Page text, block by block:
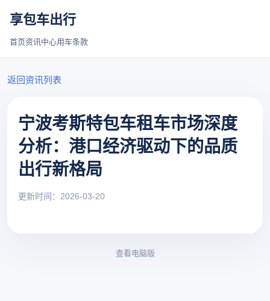
享包车出行
首页资讯中心用车条款
返回资讯列表
宁波考斯特包车租车市场深度
分析：港口经济驱动下的品质
出行新格局
更新时间：2026-03-20
查看电脑版